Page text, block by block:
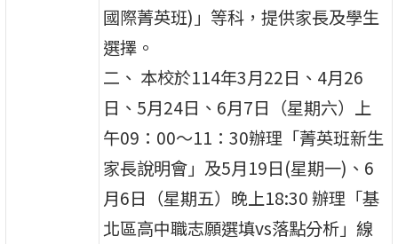
國際菁英班)」等科，提供家長及學生
選擇。
二、 本校於114年3月22日、4月26
日、5月24日、6月7日（星期六）上
午09：00～11：30辦理「菁英班新生
家長說明會」及5月19日(星期一)、6
月6日（星期五）晚上18:30 辦理「基
北區高中職志願選填vs落點分析」線